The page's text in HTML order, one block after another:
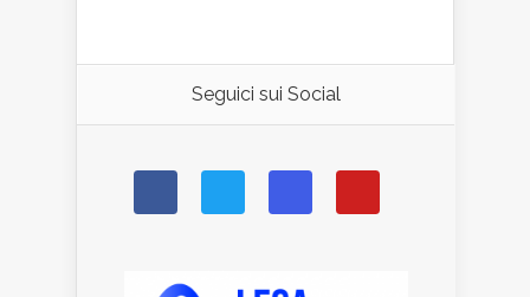
Seguici sui Social